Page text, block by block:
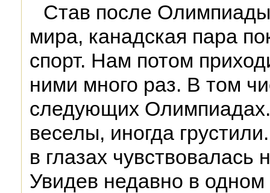
Став после
мира, канадская пара
спорт. Нам потом
ними много раз. В том
следующих
веселы, иногда
в глазах чувствовалась
Увидев недавно в